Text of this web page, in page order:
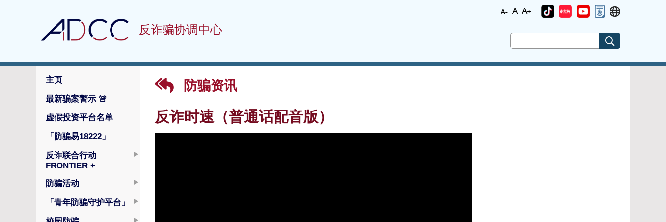
反诈骗协调中心
主页
最新骗案警示 🚨
虚假投资平台名单
「防骗易18222」
反诈联合行动
FRONTIER +
防骗活动
「青年防骗守护平台」
防骗资讯
反诈时速（普通话配音版）